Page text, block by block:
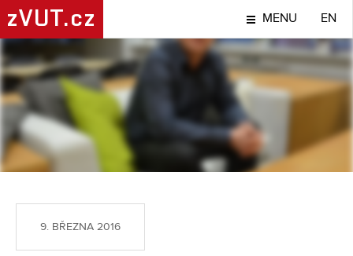
zVUT.cz MENU EN
LIDÉ
9. BŘEZNA 2016